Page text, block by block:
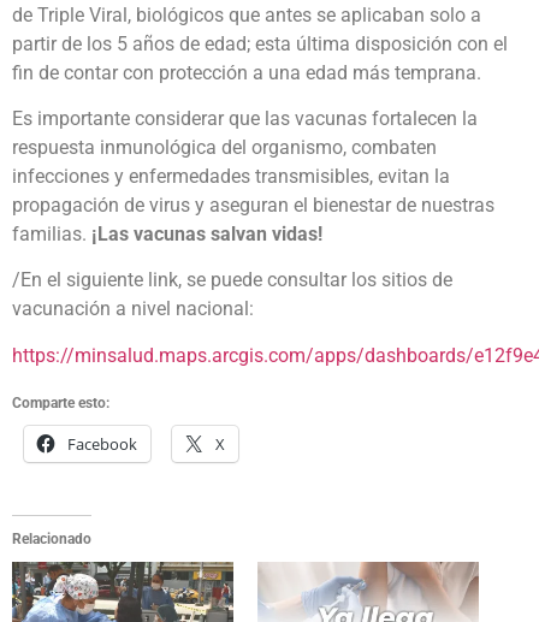
de Triple Viral, biológicos que antes se aplicaban solo a
partir de los 5 años de edad; esta última disposición con el
fin de contar con protección a una edad más temprana.
Es importante considerar que las vacunas fortalecen la
respuesta inmunológica del organismo, combaten
infecciones y enfermedades transmisibles, evitan la
propagación de virus y aseguran el bienestar de nuestras
familias. ¡Las vacunas salvan vidas!
/En el siguiente link, se puede consultar los sitios de
vacunación a nivel nacional:
https://minsalud.maps.arcgis.com/apps/dashboards/
Comparte esto:
Facebook X
Relacionado